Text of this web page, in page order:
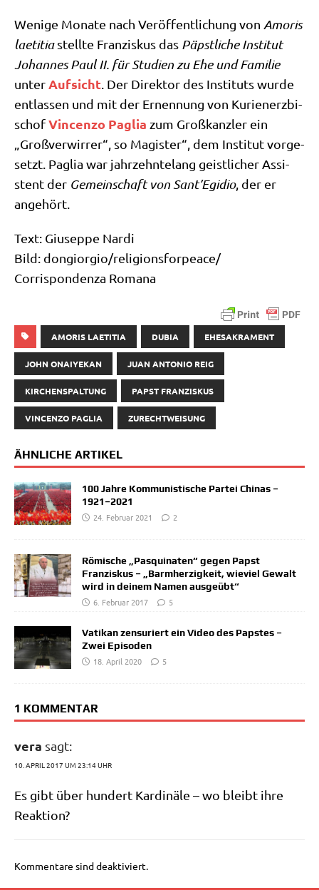
Weni­ge Mona­te nach Ver­öf­fent­li­chung von Amo­ris
lae­ti­tiastell­te Fran­zis­kus das Päpst­li­che Insti­tut
Johan­nes Paul II. für Stu­di­en zu Ehe und Fami­lie
unterAuf­sicht . Der Direk­tor des Insti­tuts wur­de
ent­las­sen und mit der Ernen­nung von Kuri­en­erz­bi­
schofVin­cen­zo Paglia zum Groß­kanz­ler ein
„Groß­ver­wir­rer“, so Magi­ster“, dem Insti­tut vor­ge­
setzt. Paglia war jahr­zehn­te­lang geist­li­cher Assi­
stent der Gemein­schaft von Sant’Egidio, der er
angehört.
Text: Giu­sep­pe Nardi
Bild: dongiorgio/​religionsforpeace/​
Corrispondenza Romana
AMORIS LAETITIA DUBIA EHESAKRAMENT
JOHN ONAIYEKAN JUAN ANTONIO REIG
KIRCHENSPALTUNG PAPST FRANZISKUS
VINCENZO PAGLIA ZURECHTWEISUNG
ÄHNLICHE ARTIKEL
100 Jahre Kommunistische Partei Chinas –
1921–2021
24. Februar 2021
2
Römische „Pasquinaten“ gegen Papst
Franziskus – „Barmherzigkeit, wieviel Gewalt
wird in deinem Namen ausgeübt“
6. Februar 2017
5
Vatikan zensuriert ein Video des Papstes –
Zwei Episoden
18. April 2020
5
1 KOMMENTAR
vera sagt:
10. APRIL 2017 UM 23:14 UHR
Es gibt über hun­dert Kar­di­nä­le – wo bleibt ihre
Reaktion?
Kommentare sind deaktiviert.